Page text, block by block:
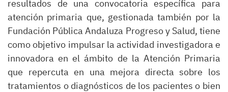
resultados de una convocatoria específica para
atención primaria que, gestionada también por la
Fundación Pública Andaluza Progreso y Salud, tiene
como objetivo impulsar la actividad investigadora e
innovadora en el ámbito de la Atención Primaria
que repercuta en una mejora directa sobre los
tratamientos o diagnósticos de los pacientes o bien